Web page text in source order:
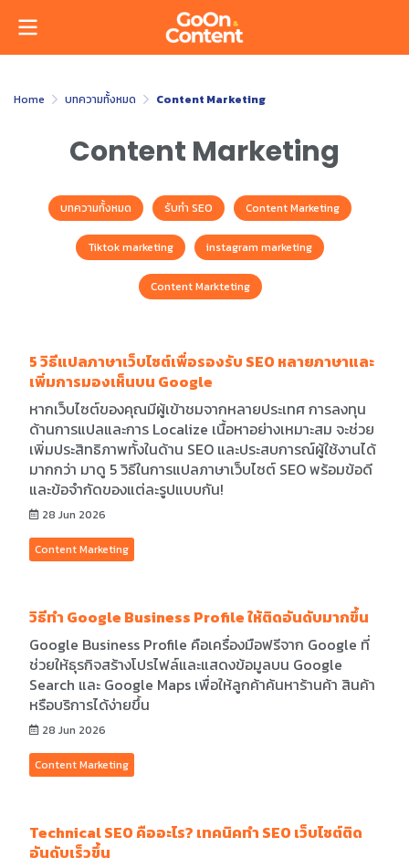
Home บทความทั้งหมด Content Marketing
Content Marketing
บทความทั้งหมด รับทำ SEO Content Marketing
Tiktok marketing instagram marketing
Content Markteting
5 วิธีแปลภาษาเว็บไซต์เพื่อรองรับ SEO หลายภาษาและ
เพิ่มการมองเห็นบน Google
หากเว็บไซต์ของคุณมีผู้เข้าชมจากหลายประเทศ การลงทุน
ด้านการแปลและการ Localize เนื้อหาอย่างเหมาะสม จะช่วย
เพิ่มประสิทธิภาพทั้งในด้าน SEO และประสบการณ์ผู้ใช้งานได้
มากกว่า มาดู 5 วิธีในการแปลภาษาเว็บไซต์ SEO พร้อมข้อดี
และข้อจำกัดของแต่ละรูปแบบกัน!
28 Jun 2026
Content Marketing
วิธีทำ Google Business Profile ให้ติดอันดับมากขึ้น
Google Business Profile คือเครื่องมือฟรีจาก Google ที่
ช่วยให้ธุรกิจสร้างโปรไฟล์และแสดงข้อมูลบน Google
Search และ Google Maps เพื่อให้ลูกค้าค้นหาร้านค้า สินค้า
หรือบริการได้ง่ายขึ้น
28 Jun 2026
Content Marketing
Technical SEO คืออะไร? เทคนิคทำ SEO เว็บไซต์ติด
อันดับเร็วขึ้น